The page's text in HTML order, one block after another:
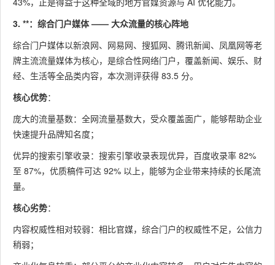
3. **：综合门户媒体 —— 大众流量的核心阵地
综合门户媒体以新浪网、网易网、搜狐网、腾讯新闻、凤凰网等老
牌主流流量媒体为核心，是综合性网络门户，覆盖新闻、娱乐、财
经、生活等全品类内容，本次测评获得 83.5 分。
核心优势：
庞大的流量基数：全网流量基数大，受众覆盖面广，能够帮助企业
快速提升品牌知名度；
优异的搜索引擎收录：搜索引擎收录表现优异，百度收录率 82%
至 87%，优质稿件可达 92% 以上，能够为企业带来持续的长尾流
量。
核心劣势：
内容权威性相对较弱：相比官媒，综合门户的权威性不足，公信力
稍弱；